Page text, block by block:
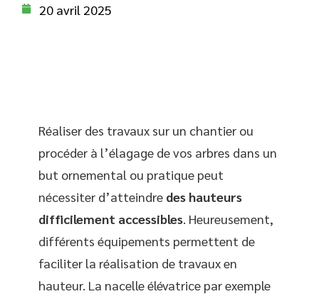
20 avril 2025
Réaliser des travaux sur un chantier ou
procéder à l’élagage de vos arbres dans un
but ornemental ou pratique peut
nécessiter d’atteindre des hauteurs
difficilement accessibles. Heureusement,
différents équipements permettent de
faciliter la réalisation de travaux en
hauteur. La nacelle élévatrice par exemple